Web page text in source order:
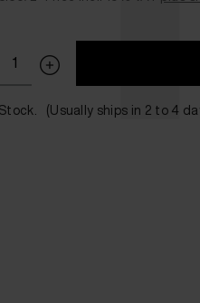
(Usually ships in 2 to 4